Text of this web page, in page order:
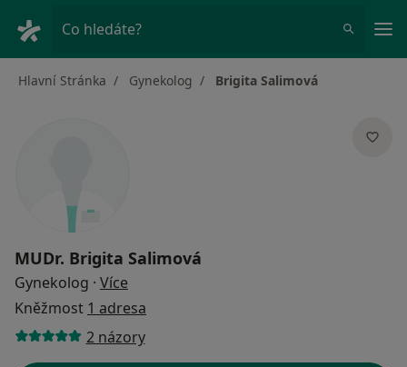
Co hledáte?
Hlavní Stránka Gynekolog Brigita Salimová
MUDr. Brigita Salimová
Gynekolog · Více
Kněžmost 1 adresa
2 názory